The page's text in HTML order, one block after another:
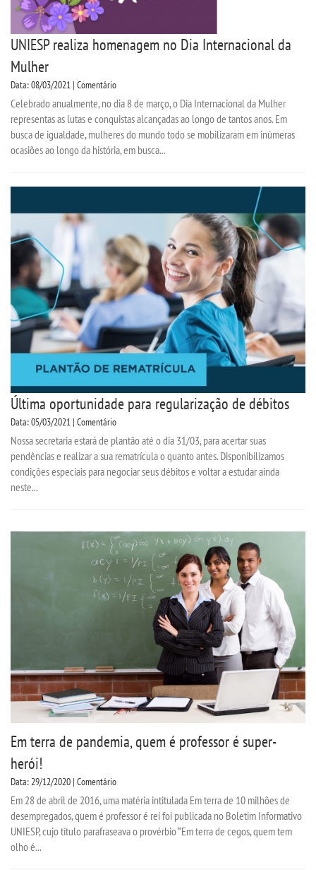
UNIESP realiza homenagem no Dia Internacional da
Mulher
Data: 08/03/2021 | Comentário
Celebrado anualmente, no dia 8 de março, o Dia Internacional da Mulher
representas as lutas e conquistas alcançadas ao longo de tantos anos. Em
busca de igualdade, mulheres do mundo todo se mobilizaram em inúmeras
ocasiões ao longo da história, em busca...
Última oportunidade para regularização de débitos
Data: 05/03/2021 | Comentário
Nossa secretaria estará de plantão até o dia 31/03, para acertar suas
pendências e realizar a sua rematrícula o quanto antes. Disponibilizamos
condições especiais para negociar seus débitos e voltar a estudar ainda
neste...
Em terra de pandemia, quem é professor é super-
herói!
Data: 29/12/2020 | Comentário
Em 28 de abril de 2016, uma matéria intitulada Em terra de 10 milhões de
desempregados, quem é professor é rei foi publicada no Boletim Informativo
UNIESP, cujo título parafraseava o provérbio “Em terra de cegos, quem tem
olho é...